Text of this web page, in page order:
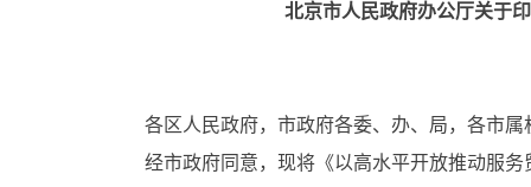
北京市人民政府办公厅关于
各区人民政府，市政府各委、办、局，各市属
经市政府同意，现将《以高水平开放推动服